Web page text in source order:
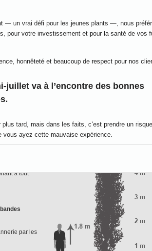
ou
avril;
à tout
par les
— un vrai défi pour les jeunes plants —, nous
pour votre investissement et pour la santé de vos
honnêteté et beaucoup de respect pour nos
juillet va à l’encontre des bonnes
tard, mais dans les faits, c’est prendre un
ayez cette mauvaise expérience.
Nord arrêtent les livraisons à la même période. Si
d’être questionné 😉🌾
confiance encore cette année.
— c’est un privilège qu’on ne prend jamais pour
de verdure et de projets inspirants!